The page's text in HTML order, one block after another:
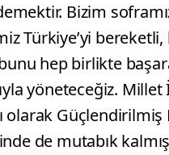
Bizim
Türkiye’yi
bunu hep birlikte
yöneteceğiz. Millet
olarak
de mutabık